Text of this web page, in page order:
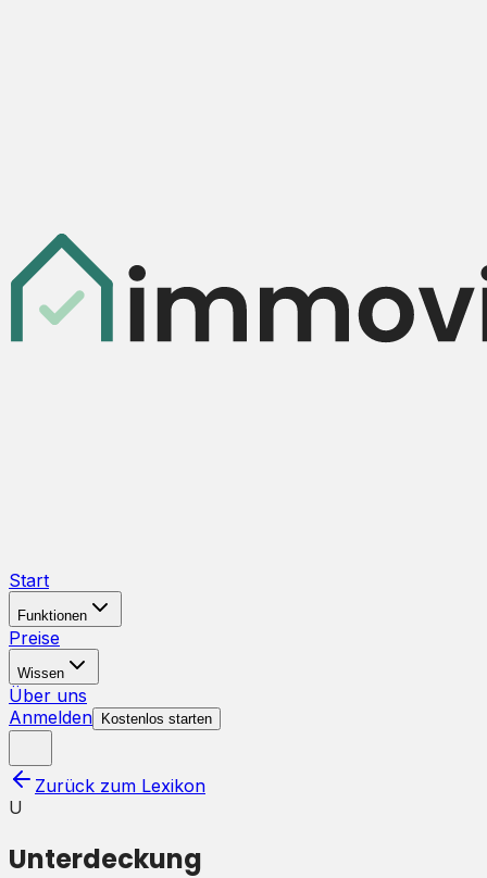
Start
Funktionen
Preise
Wissen
Über uns
Anmelden
Kostenlos starten
Zurück zum Lexikon
U
Unterdeckung